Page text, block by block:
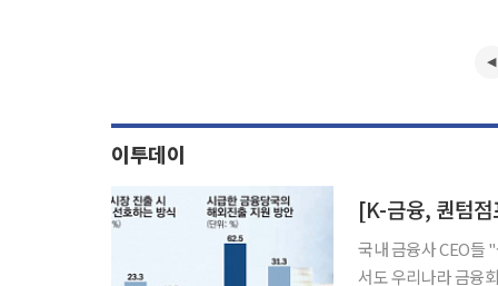
이투데이
[K-금융, 퀀텀
국내 금융사 CEO들
서도 우리나라 금융